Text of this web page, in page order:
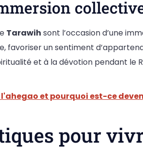
Tarawih sont l’occasion d’une
favoriser un sentiment
et à la dévotion pendant le
et pourquoi est-ce
pour